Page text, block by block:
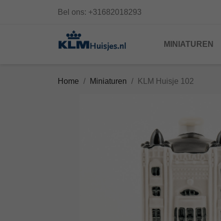
Bel ons: +31682018293
MINIATUREN
Home Miniaturen KLM Huisje 102